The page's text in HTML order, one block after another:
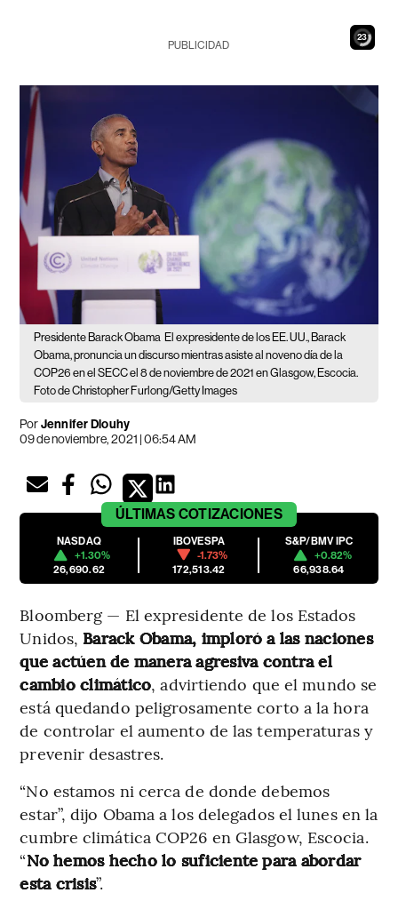
21
PUBLICIDAD
Presidente Barack Obama El expresidente de los EE. UU., Barack
Obama, pronuncia un discurso mientras asiste al noveno día de la
COP26 en el SECC el 8 de noviembre de 2021 en Glasgow, Escocia.
Foto de Christopher Furlong/Getty Images
PorJennifer Dlouhy
09 de noviembre, 2021 | 06:54 AM
ÚLTIMAS COTIZACIONES
NASDAQ
+1.30%
26,690.62
IBOVESPA
-1.73%
172,513.42
S&P/BMV IPC
+0.82%
66,938.64
Bloomberg — El expresidente de los Estados
Unidos, Barack Obama, imploró a las naciones
que actúen de manera agresiva contra el
cambio climático, advirtiendo que el mundo se
está quedando peligrosamente corto a la hora
de controlar el aumento de las temperaturas y
prevenir desastres.
“No estamos ni cerca de donde debemos
estar”, dijo Obama a los delegados el lunes en la
cumbre climática COP26 en Glasgow, Escocia.
“No hemos hecho lo suficiente para abordar
esta crisis”.